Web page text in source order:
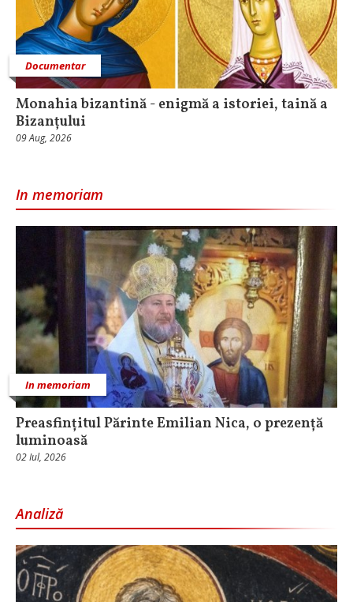
Documentar
Monahia bizantină - enigmă a istoriei, taină a
Bizanțului
09 Aug, 2026
In memoriam
In memoriam
Preasfințitul Părinte Emilian Nica, o prezență
luminoasă
02 Iul, 2026
Analiză